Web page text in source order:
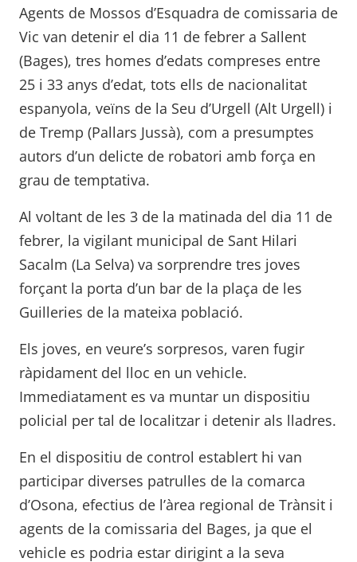
Agents de Mossos d’Esquadra de comissaria de
Vic van detenir el dia 11 de febrer a Sallent
(Bages), tres homes d’edats compreses entre
25 i 33 anys d’edat, tots ells de nacionalitat
espanyola, veïns de la Seu d’Urgell (Alt Urgell) i
de Tremp (Pallars Jussà), com a presumptes
autors d’un delicte de robatori amb força en
grau de temptativa.
Al voltant de les 3 de la matinada del dia 11 de
febrer, la vigilant municipal de Sant Hilari
Sacalm (La Selva) va sorprendre tres joves
forçant la porta d’un bar de la plaça de les
Guilleries de la mateixa població.
Els joves, en veure’s sorpresos, varen fugir
ràpidament del lloc en un vehicle.
Immediatament es va muntar un dispositiu
policial per tal de localitzar i detenir als lladres.
En el dispositiu de control establert hi van
participar diverses patrulles de la comarca
d’Osona, efectius de l’àrea regional de Trànsit i
agents de la comissaria del Bages, ja que el
vehicle es podria estar dirigint a la seva